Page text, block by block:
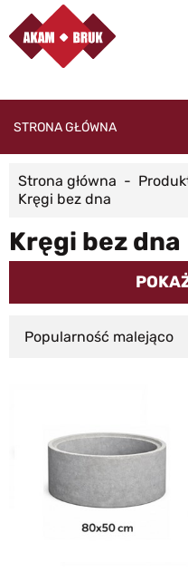
STRONA GŁÓWNA
Strona główna
Kręgi bez dna
Kręgi bez dna
Popularność malejąco